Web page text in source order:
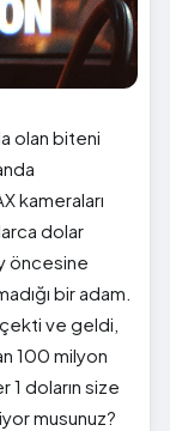
olan biteni
kameraları
dolar
öncesine
bir adam.
ve geldi,
100 milyon
1 doların size
musunuz?